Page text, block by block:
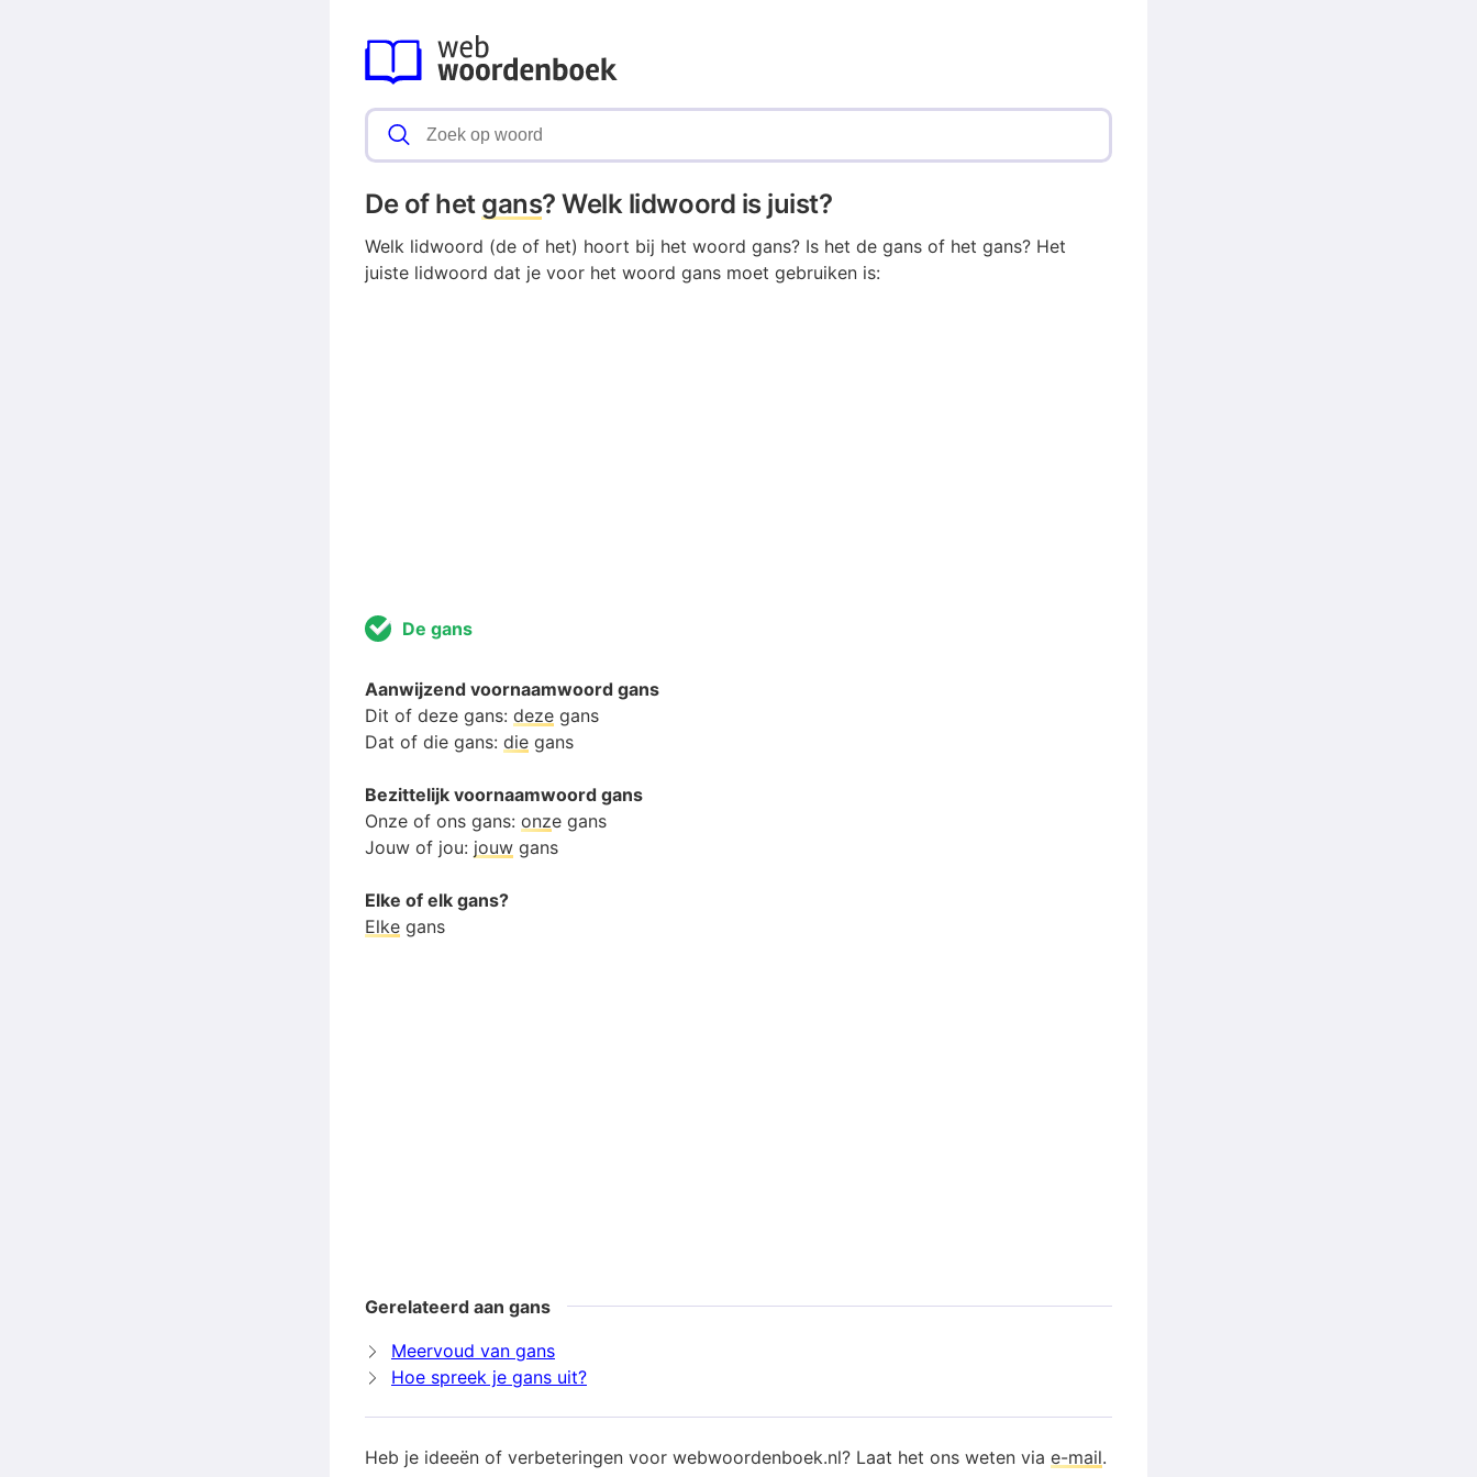
De of het gans? Welk lidwoord is juist?
Welk lidwoord (de of het) hoort bij het woord gans? Is het de gans of het gans? Het
juiste lidwoord dat je voor het woord gans moet gebruiken is:
De gans
Aanwijzend voornaamwoord gans
Dit of deze gans: deze gans
Dat of die gans: die gans
Bezittelijk voornaamwoord gans
Onze of ons gans: onze gans
Jouw of jou: jouw gans
Elke of elk gans?
Elke gans
Gerelateerd aan gans
Meervoud van gans
Hoe spreek je gans uit?
Heb je ideeën of verbeteringen voor webwoordenboek.nl? Laat het ons weten via e-mail.